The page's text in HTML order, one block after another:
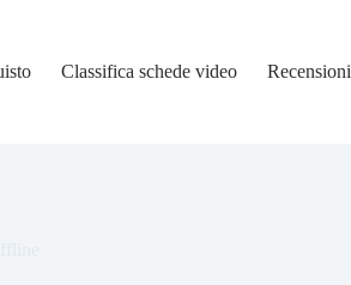
Classifica schede video Recensioni